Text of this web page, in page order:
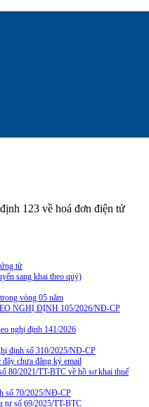
123 về hoá đơn điện tử
từ
sang khai theo quý)
vòng 05 năm
NGHỊ ĐỊNH 105/2026/NĐ-CP
nghị định 141/2026
định số 310/2025/NĐ-CP
chưa đăng ký email
80/2021/TT-BTC về hồ sơ khai thuế
số 70/2025/NĐ-CP
tư số 69/2025/TT-BTC